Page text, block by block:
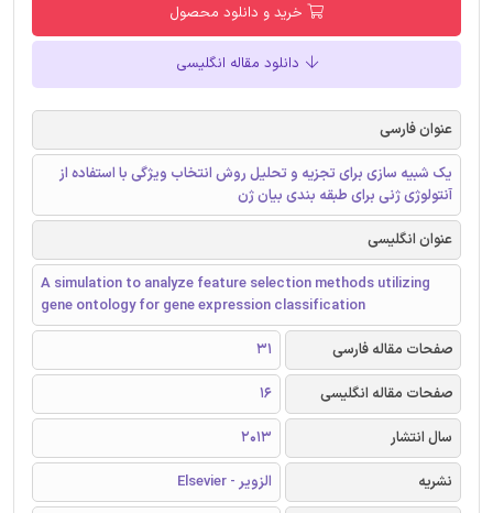
خرید و دانلود محصول
دانلود مقاله انگلیسی
عنوان فارسی
یک شبیه سازی برای تجزیه و تحلیل روش انتخاب ویژگی با استفاده از
آنتولوژی ژنی برای طبقه بندی بیان ژن
عنوان انگلیسی
A simulation to analyze feature selection methods utilizing
gene ontology for gene expression classification
صفحات مقاله فارسی
31
صفحات مقاله انگلیسی
16
سال انتشار
2013
نشریه
الزویر - Elsevier